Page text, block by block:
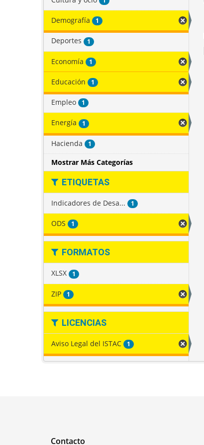
Demografía 1
Deportes 1
Economía 1
Educación 1
Empleo 1
Energía 1
Hacienda 1
Mostrar Más Categorías
ETIQUETAS
Indicadores de Desa... 1
ODS 1
FORMATOS
XLSX 1
ZIP 1
LICENCIAS
Aviso Legal del ISTAC 1
Contacto